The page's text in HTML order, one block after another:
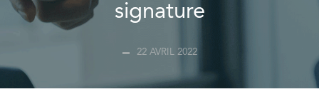
signature
22 AVRIL 2022